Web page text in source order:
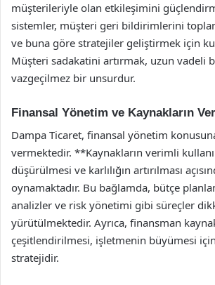
müşterileriyle olan etkileşimini
sistemler, müşteri geri bildirimlerini
ve buna göre stratejiler geliştirmek için
Müşteri sadakatini artırmak, uzun vadeli
vazgeçilmez bir unsurdur.
Finansal Yönetim ve Kaynakların
Dampa Ticaret, finansal yönetim
vermektedir. **Kaynakların verimli
düşürülmesi ve karlılığın artırılması
oynamaktadır. Bu bağlamda, bütçe
analizler ve risk yönetimi gibi süreçler
yürütülmektedir. Ayrıca, finansman
çeşitlendirilmesi, işletmenin büyümesi
stratejidir.